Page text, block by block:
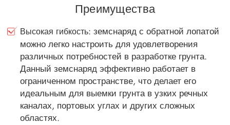
Преимущества
Высокая гибкость: земснаряд с обратной лопатой
можно легко настроить для удовлетворения
различных потребностей в разработке грунта.
Данный земснаряд эффективно работает в
ограниченном пространстве, что делает его
идеальным для выемки грунта в узких речных
каналах, портовых углах и других сложных
областях.